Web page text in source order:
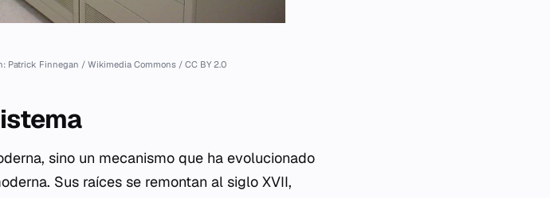
Patrick Finnegan / Wikimedia Commons / CC BY 2.0
sino un mecanismo que ha evolucionado
Sus raíces se remontan al siglo XVII,